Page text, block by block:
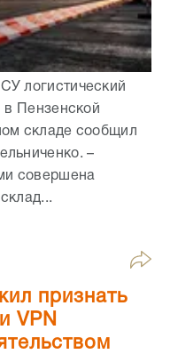
логистический
в Пензенской
складе сообщил
–
совершена
признать
VPN